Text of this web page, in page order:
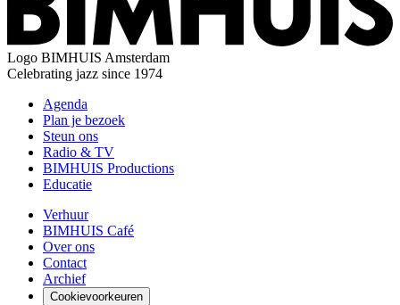
Logo BIMHUIS Amsterdam
Celebrating jazz since 1974
Agenda
Plan je bezoek
Steun ons
Radio & TV
BIMHUIS Productions
Educatie
Verhuur
BIMHUIS Café
Over ons
Contact
Archief
Cookievoorkeuren